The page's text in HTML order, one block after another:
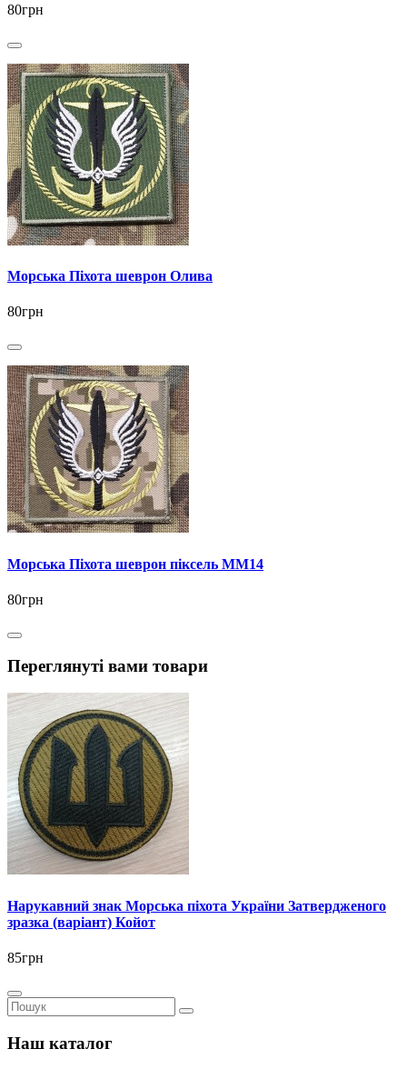
80грн
Морська Піхота шеврон Олива
80грн
Морська Піхота шеврон піксель ММ14
80грн
Переглянуті вами товари
Нарукавний знак Морська піхота України Затвердженого
зразка (варіант) Койот
85грн
Наш каталог